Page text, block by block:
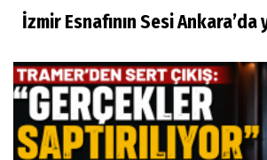
İzmir Esnafının Sesi Ankara’da